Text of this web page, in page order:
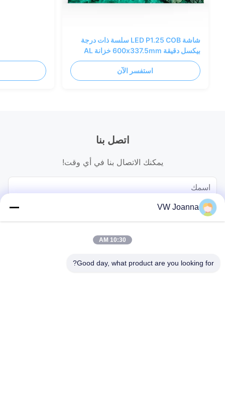
شاشة LED P1.25 COB سلسة ذات درجة
بيكسل دقيقة 600x337.5mm خزانة AL
استفسر الآن
اتصل بنا
يمكنك الاتصال بنا في أي وقت!
VW Joanna
10:30 AM
Good day, what product are you looking for?